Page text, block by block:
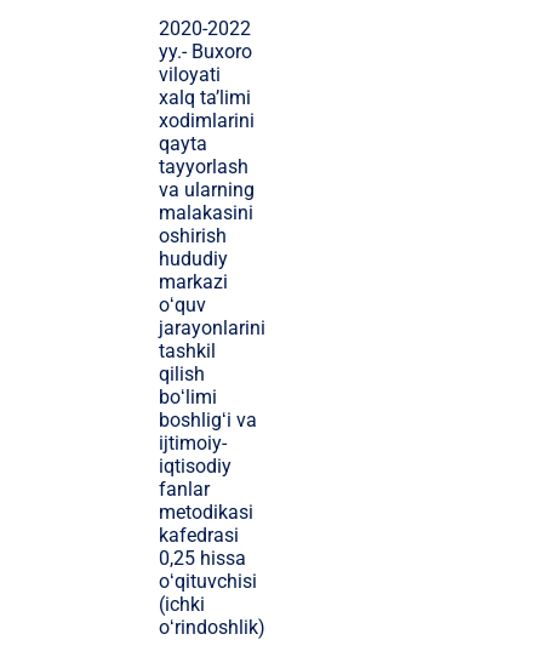
2020-2022
yy.- Buxoro
viloyati
xalq ta’limi
xodimlarini
qayta
tayyorlash
va ularning
malakasini
oshirish
hududiy
markazi
oʻquv
jarayonlarini
tashkil
qilish
boʻlimi
boshligʻi va
ijtimoiy-
iqtisodiy
fanlar
metodikasi
kafedrasi
0,25 hissa
oʻqituvchisi
(ichki
oʻrindoshlik)